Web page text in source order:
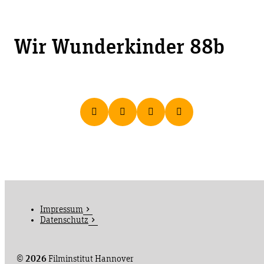
Wir Wunderkinder 88b
© 2026Filminstitut Hannover
Impressum
Datenschutz